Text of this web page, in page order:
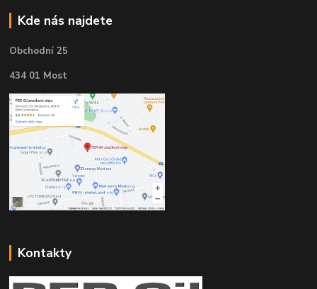
Kde nás najdete
Obchodní 25
434 01 Most
Kontakty